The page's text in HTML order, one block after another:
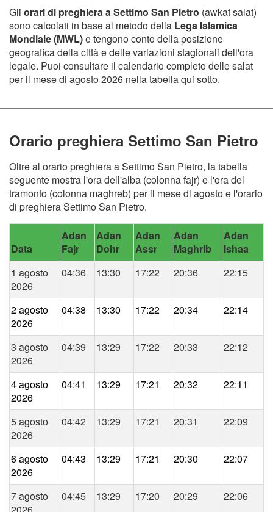
Gli orari di preghiera a Settimo San Pietro (awkat salat)
sono calcolati in base al metodo della Lega Islamica
Mondiale (MWL)e tengono conto della posizione
geografica della città e delle variazioni stagionali dell'ora
legale. Puoi consultare il calendario completo delle salat
per il mese di agosto 2026 nella tabella qui sotto.
Orario preghiera Settimo San Pietro
Oltre al orario preghiera a Settimo San Pietro, la tabella
seguente mostra l'ora dell'alba (colonna fajr) e l'ora del
tramonto (colonna maghreb) per il mese di agosto e l'orario
di preghiera Settimo San Pietro.
Data
Adan
Fajr
Adan
Dohr
Adan
Assr
Adan
Maghrib
Adan
Ishaa
1 agosto
2026
04:36 13:30 17:22 20:36 22:15
2 agosto
2026
04:38 13:30 17:22 20:34 22:14
3 agosto
2026
04:39 13:29 17:22 20:33 22:12
4 agosto
2026
04:41 13:29 17:21 20:32 22:11
5 agosto
2026
04:42 13:29 17:21 20:31 22:09
6 agosto
2026
04:43 13:29 17:21 20:30 22:07
7 agosto
04:45 13:29 17:20 20:29 22:06